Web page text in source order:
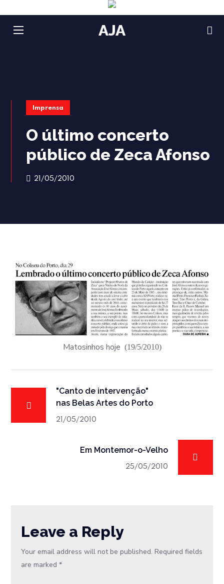
AJA
Imprensa
O último concerto
público de Zeca Afonso
21/05/2010
Matosinhos hoje (19/5/2010)
"Canto de intervenção"
nas Belas Artes do Porto
21/05/2010
Em Montemor-o-Velho
25/05/2010
Leave a Reply
Your email address will not be published. Required fields
are marked*